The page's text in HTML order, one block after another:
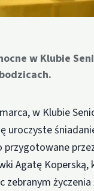
w Klubie
w Klubie
uroczyste
przygotowane
Agatę Koperską,
zebranym